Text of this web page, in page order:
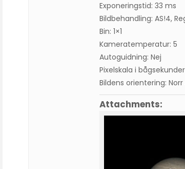
Exponeringstid: 33 ms
Bildbehandling: AS!4,
Bin: 1×1
Kameratemperatur: 5
Autoguidning: Nej
Pixelskala i
Bildens orientering:
Attachments: